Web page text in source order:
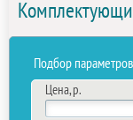
Подбор
Цена, р.